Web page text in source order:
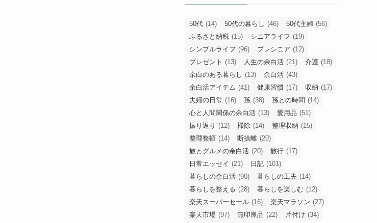
ー
50代 (14) 50代の暮らし (46) 50代主婦 (56)
ふるさと納税 (15) シニアライフ (19)
シンプルライフ (96) プレシニア (12)
プレゼント (13) 人生の余白活 (21) 介護 (18)
余白のある暮らし (13) 余白活 (43)
余白活アイテム (41) 健康習慣 (17) 収納 (17)
夫婦の日常 (16) 孫 (38) 孫との時間 (14)
心と人間関係の余白活 (13) 愛用品 (51)
振り返り (12) 掃除 (14) 整理収納 (15)
整理整頓 (14) 断捨離 (20)
旅とグルメの余白活 (20) 旅行 (17)
日常エッセイ (21) 日記 (101)
暮らしの余白活 (90) 暮らしの工夫 (14)
暮らしを整える (28) 暮らしを楽しむ (12)
楽天スーパーセール (16) 楽天マラソン (27)
楽天市場 (97) 無印良品 (22) 片付け (34)